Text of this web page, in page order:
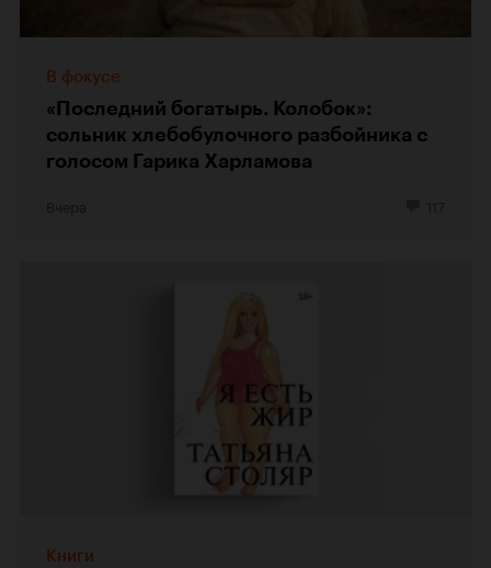
В фокусе
«Последний богатырь. Колобок»:
сольник хлебобулочного разбойника с
голосом Гарика Харламова
Книги